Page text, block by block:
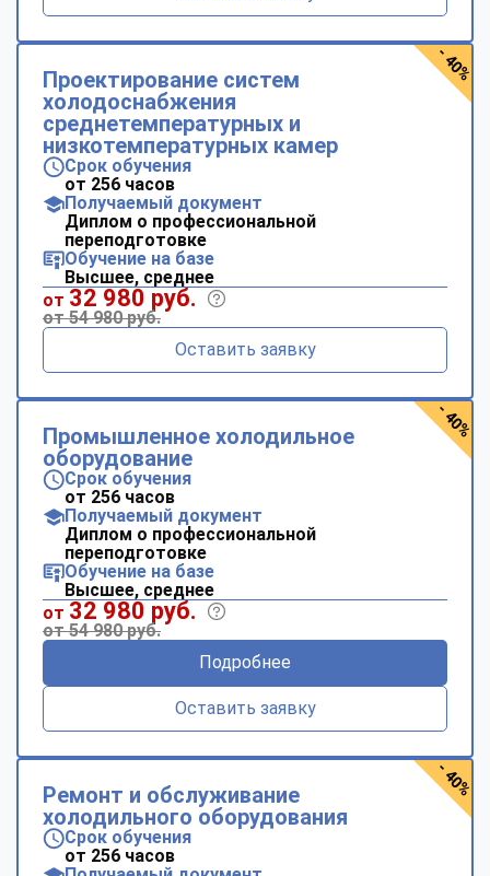
Проектирование систем
холодоснабжения
среднетемпературных и
низкотемпературных камер
Срок обучения
от 256 часов
Получаемый документ
Диплом о профессиональной
переподготовке
Обучение на базе
Высшее, среднее
от 32 980 руб.
от 54 980 руб.
Оставить заявку
- 40%
Промышленное холодильное
оборудование
Срок обучения
от 256 часов
Получаемый документ
Диплом о профессиональной
переподготовке
Обучение на базе
Высшее, среднее
от 32 980 руб.
от 54 980 руб.
Подробнее
Оставить заявку
- 40%
Ремонт и обслуживание
холодильного оборудования
Срок обучения
от 256 часов
- 40%